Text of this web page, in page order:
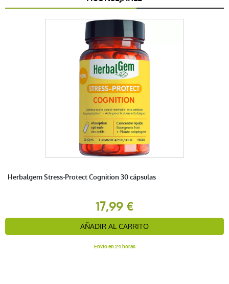
Herbalgem Stress-Protect Cognition 30 cápsulas
17,99 €
AÑADIR AL CARRITO
Envío en 24 horas